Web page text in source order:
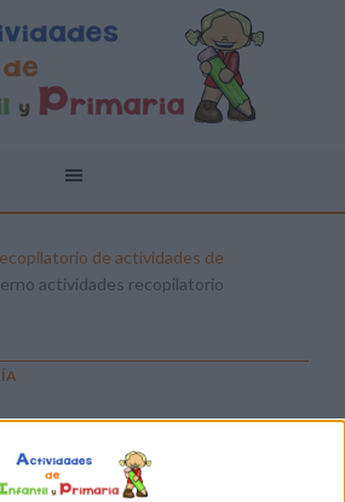
de actividades de
actividades recopilatorio
(9)